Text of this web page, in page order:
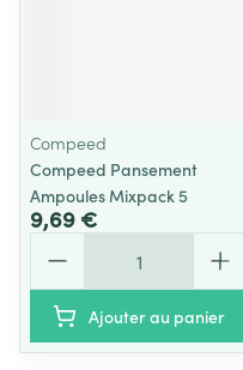
Compeed
Compeed Pansement
Ampoules Mixpack 5
9,69 €
Ajouter au panier